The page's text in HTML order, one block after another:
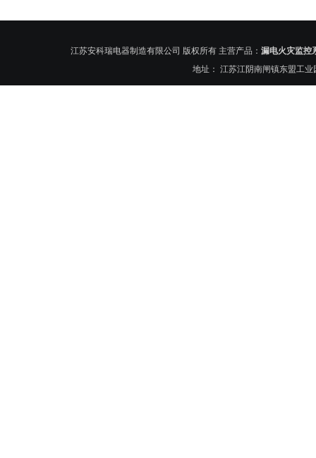
江苏安科瑞电器制造有限公司 版权所有 主营产品： 漏电火灾监控
地址： 江苏江阴南闸镇东盟工业